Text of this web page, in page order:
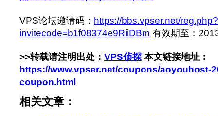
VPS论坛邀请码： https://bbs.vpser.net/reg.php?
invitecode=b1f08374e9RiiDBm 有效期至：
>>转载请注明出处： VPS侦探 本文链接地址：
https://www.vpser.net/coupons/aoyouhost-
coupon.html
相关文章：